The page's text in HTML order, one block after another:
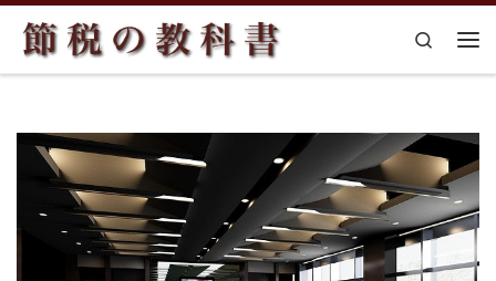
コンテンツへスキップ
Search